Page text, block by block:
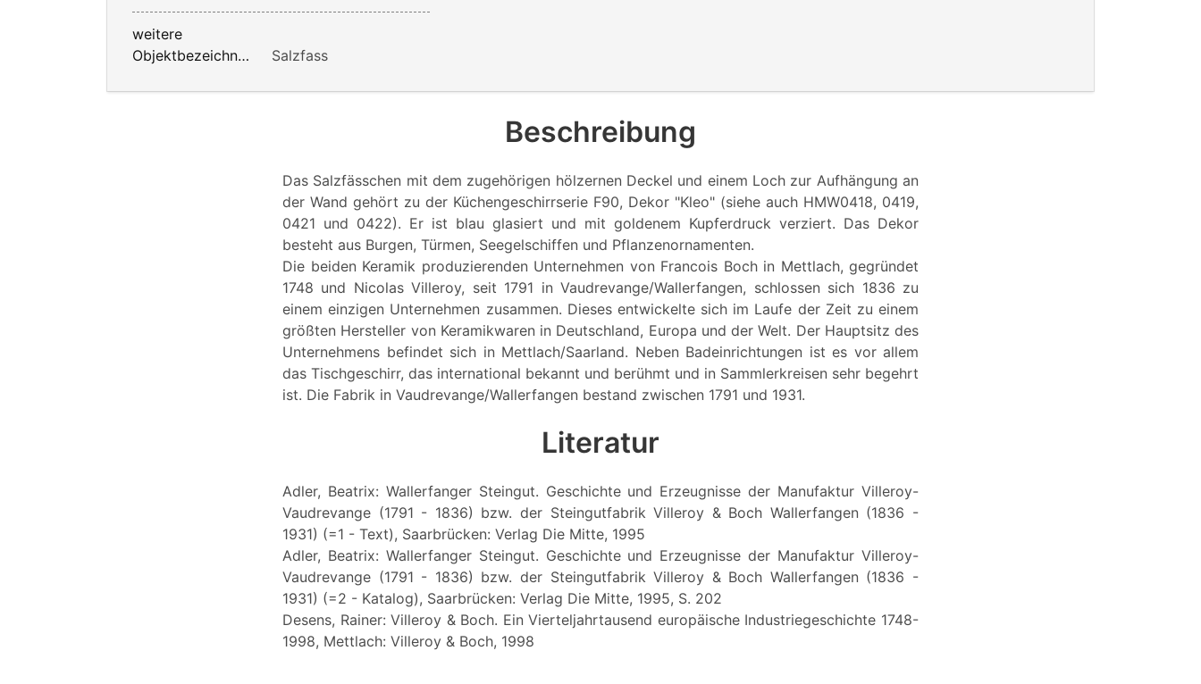
weitere
Objektbezeichnung:
Salzfass
Beschreibung
Das Salzfässchen mit dem zugehörigen hölzernen Deckel und einem Loch zur Aufhängung an
der Wand gehört zu der Küchengeschirrserie F90, Dekor "Kleo" (siehe auch HMW0418, 0419,
0421 und 0422). Er ist blau glasiert und mit goldenem Kupferdruck verziert. Das Dekor
besteht aus Burgen, Türmen, Seegelschiffen und Pflanzenornamenten.
Die beiden Keramik produzierenden Unternehmen von Francois Boch in Mettlach, gegründet
1748 und Nicolas Villeroy, seit 1791 in Vaudrevange/Wallerfangen, schlossen sich 1836 zu
einem einzigen Unternehmen zusammen. Dieses entwickelte sich im Laufe der Zeit zu einem
größten Hersteller von Keramikwaren in Deutschland, Europa und der Welt. Der Hauptsitz des
Unternehmens befindet sich in Mettlach/Saarland. Neben Badeinrichtungen ist es vor allem
das Tischgeschirr, das international bekannt und berühmt und in Sammlerkreisen sehr begehrt
ist. Die Fabrik in Vaudrevange/Wallerfangen bestand zwischen 1791 und 1931.
Literatur
Adler, Beatrix: Wallerfanger Steingut. Geschichte und Erzeugnisse der Manufaktur Villeroy-
Vaudrevange (1791 - 1836) bzw. der Steingutfabrik Villeroy & Boch Wallerfangen (1836 -
1931) (=1 - Text), Saarbrücken: Verlag Die Mitte, 1995
Adler, Beatrix: Wallerfanger Steingut. Geschichte und Erzeugnisse der Manufaktur Villeroy-
Vaudrevange (1791 - 1836) bzw. der Steingutfabrik Villeroy & Boch Wallerfangen (1836 -
1931) (=2 - Katalog), Saarbrücken: Verlag Die Mitte, 1995, S. 202
Desens, Rainer: Villeroy & Boch. Ein Vierteljahrtausend europäische Industriegeschichte 1748-
1998, Mettlach: Villeroy & Boch, 1998